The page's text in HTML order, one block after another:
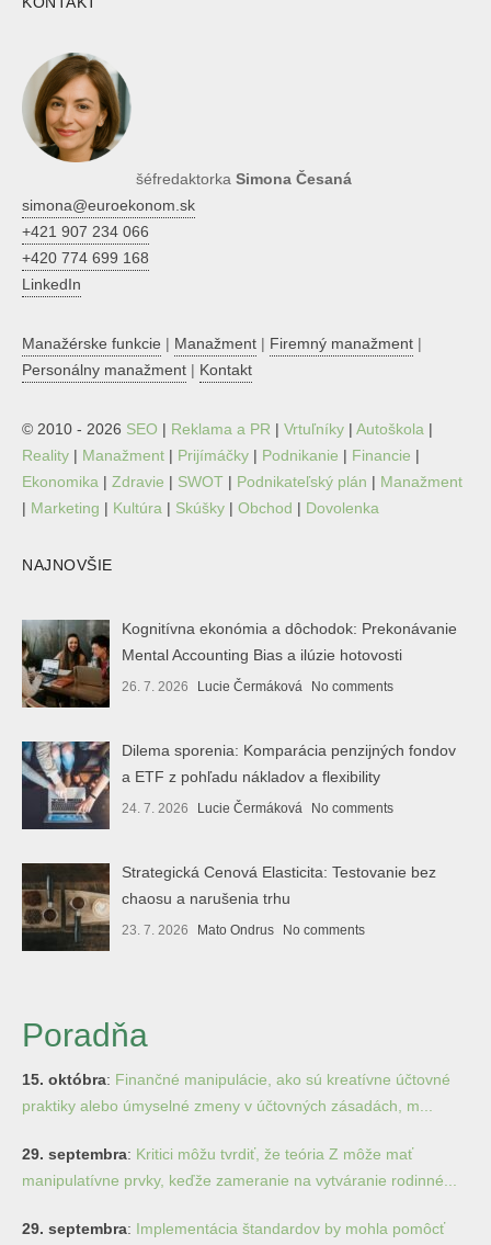
šéfredaktorka Simona Česaná
simona@euroekonom.sk
+421 907 234 066
+420 774 699 168
LinkedIn
Manažérske funkcie | Manažment | Firemný manažment |
Personálny manažment | Kontakt
© 2010 - 2026 SEO | Reklama a PR | Vrtuľníky | Autoškola |
Reality | Manažment | Prijímáčky | Podnikanie | Financie |
Ekonomika | Zdravie | SWOT | Podnikateľský plán | Manažment
| Marketing | Kultúra | Skúšky | Obchod | Dovolenka
NAJNOVŠIE
Kognitívna ekonómia a dôchodok: Prekonávanie
Mental Accounting Bias a ilúzie hotovosti
26. 7. 2026 Lucie Čermáková No comments
Dilema sporenia: Komparácia penzijných fondov
a ETF z pohľadu nákladov a flexibility
24. 7. 2026 Lucie Čermáková No comments
Strategická Cenová Elasticita: Testovanie bez
chaosu a narušenia trhu
23. 7. 2026 Mato Ondrus No comments
Poradňa
15. októbra: Finančné manipulácie, ako sú kreatívne účtovné
praktiky alebo úmyselné zmeny v účtovných zásadách, m...
29. septembra: Kritici môžu tvrdiť, že teória Z môže mať
manipulatívne prvky, keďže zameranie na vytváranie rodinné...
29. septembra: Implementácia štandardov by mohla pomôcť